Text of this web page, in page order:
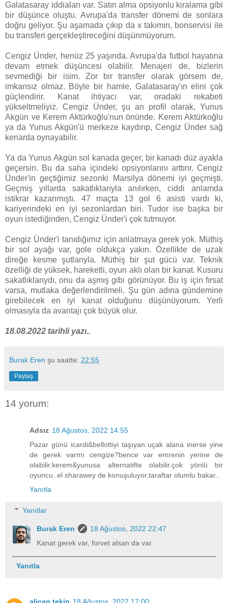
Galatasaray iddiaları var. Satın alma opsiyonlu kiralama gibi
bir düşünce oluştu. Avrupa'da transfer dönemi de sonlara
doğru geliyor. Şu aşamada çıkıp da x takımın, bonservisi ile
bu transferi gerçekleştireceğini düşünmüyorum.
Cengiz Ünder, henüz 25 yaşında. Avrupa'da futbol hayatına
devam etmek düşüncesi olabilir. Menajeri de, bizlerin
sevmediği bir isim. Zor bir transfer olarak görsem de,
imkansız olmaz. Böyle bir hamle, Galatasaray'ın elini çok
güçlendirir. Kanat ihtiyacı var, oradaki rekabeti
yükseltmeliyiz. Cengiz Ünder, şu an profil olarak, Yunus
Akgün ve Kerem Aktürkoğlu'nun önünde. Kerem Aktürkoğlu
ya da Yunus Akgün'ü merkeze kaydırıp, Cengiz Ünder sağ
kenarda oynayabilir.
Ya da Yunus Akgün sol kanada geçer, bir kanadı düz ayakla
geçersin. Bu da saha içindeki opsiyonlarını arttırır. Cengiz
Ünder'in geçtiğimiz sezonki Marsilya dönemi iyi geçmişti.
Geçmiş yıllarda sakatlıklarıyla anılırken, ciddi anlamda
istikrar kazanmıştı. 47 maçta 13 gol 6 asisti vardı ki,
kariyerindeki en iyi sezonlardan biri. Tudor ise başka bir
oyun istediğinden, Cengiz Ünder'i çok tutmuyor.
Cengiz Ünder'i tanıdığımız için anlatmaya gerek yok. Müthiş
bir sol ayağı var, gole oldukça yakın. Özellikle de uzak
direğe kesme şutlarıyla. Müthiş bir şut gücü var. Teknik
özelliği de yüksek, hareketli, oyun aklı olan bir kanat. Kusuru
sakatlıklarıydı, onu da aşmış gibi görünüyor. Bu iş için fırsat
varsa, mutlaka değerlendirilmeli. Şu gün adına gündemine
girebilecek en iyi kanat olduğunu düşünüyorum. Yerli
olmasıyla da avantajı çok büyük olur.
18.08.2022 tarihli yazı..
Burak Eren şu saatte: 22:55
Paylaş
14 yorum:
Adsız 18 Ağustos, 2022 14:55
Pazar günü icardi&bellottiyi taşıyan uçak alana inerse yine
de gerek varmı cengize?bence var emrenin yerine de
olabilir.kerem&yunusa alternatifte olabilir.çok yönlü bir
oyuncu..el sharawey de konuşuluyor,taraftar olumlu bakar..
Yanıtla
Yanıtlar
Burak Eren
18 Ağustos, 2022 22:47
Kanat gerek var, forvet alsan da var.
Yanıtla